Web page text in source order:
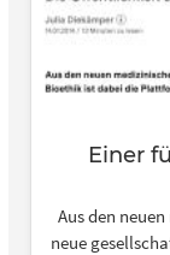
Einer
Aus den
neue